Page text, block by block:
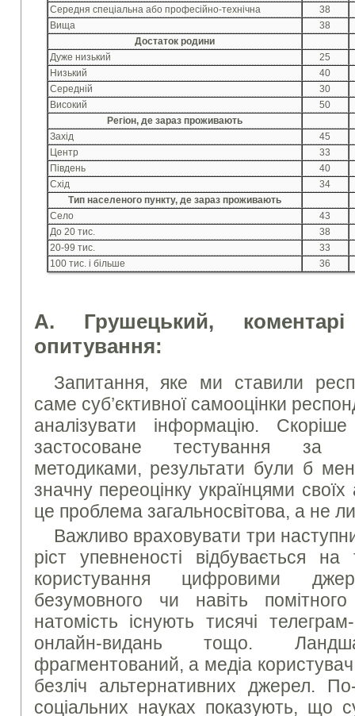
Середня спеціальна або професійно-технічна
38
Вища
38
Достаток родини
Дуже низький
25
Низький
40
Середній
30
Високий
50
Регіон, де зараз проживають
Захід
45
Центр
33
Південь
40
Схід
34
Тип населеного пункту, де зараз проживають
Село
43
До 20 тис.
38
20-99 тис.
33
100 тис. і більше
36
А. Грушецький,
опитування:
Запитання, яке ми ставили
саме суб’єктивної самооцінки
аналізувати інформацію.
застосоване тестування за
методиками, результати були б
значну переоцінку українцями своїх
це проблема загальносвітова, а не
Важливо враховувати три
ріст упевненості відбувається на
користування цифровими
безумовного чи навіть
натомість існують тисячі
онлайн-видань тощо.
фрагментований, а медіа
безліч альтернативних джерел.
соціальних науках показують, що